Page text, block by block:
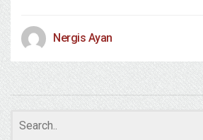
Nergis Ayan